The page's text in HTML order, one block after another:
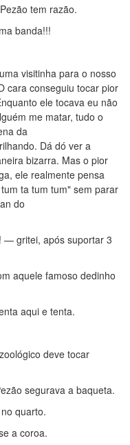
tem razão.
banda!!!
visitinha para o nosso
cara conseguiu tocar pior
ele tocava eu não
me matar, tudo o
da
Dá dó ver a
bizarra. Mas o pior
ele realmente pensa
ta tum tum" sem parar
do
gritei, após suportar 3
aquele famoso dedinho
aqui e tenta.
deve tocar
segurava a baqueta.
quarto.
a coroa.